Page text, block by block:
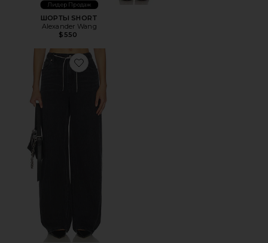
Лидер Продаж
ШОРТЫ SHORT
Alexander Wang
$550
Favorite ДЖИНСЫ BALLOON JOGGER